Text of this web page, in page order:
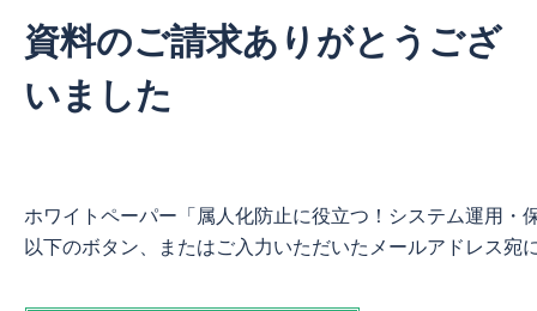
資料のご請求ありがとうござ
いました
ホワイトペーパー「属人化防止に役立つ！システム運用